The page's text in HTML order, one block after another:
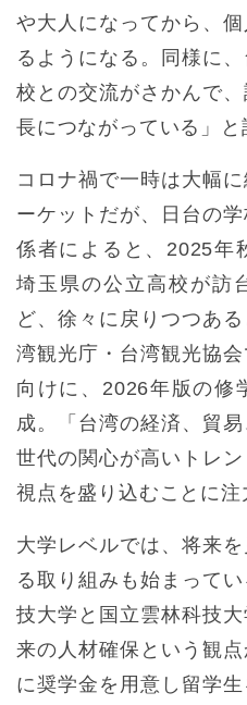
や大人になってから、
るようになる。同様に
校との交流がさかんで
長につながっている」と
コロナ禍で一時は大幅
ーケットだが、日台の
係者によると、2025年
埼玉県の公立高校が訪
ど、徐々に戻りつつあ
湾観光庁・台湾観光協
向けに、2026年版の修
成。「台湾の経済、貿
世代の関心が高いトレ
視点を盛り込むことに注
大学レベルでは、将来
る取り組みも始まって
技大学と国立雲林科技
来の人材確保という観
に奨学金を用意し留学